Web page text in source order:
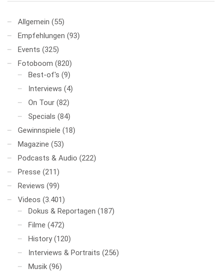
Allgemein (55)
Empfehlungen (93)
Events (325)
Fotoboom (820)
Best-of's (9)
Interviews (4)
On Tour (82)
Specials (84)
Gewinnspiele (18)
Magazine (53)
Podcasts & Audio (222)
Presse (211)
Reviews (99)
Videos (3.401)
Dokus & Reportagen (187)
Filme (472)
History (120)
Interviews & Portraits (256)
Musik (96)